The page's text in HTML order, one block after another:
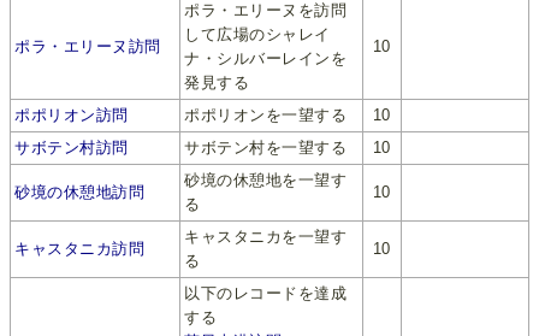
ポラ・エリーヌ訪問
ポラ・エリーヌを訪問
して広場のシャレイ
ナ・シルバーレインを
発見する
10
ポポリオン訪問 ポポリオンを一望する
10
サボテン村訪問
サボテン村を一望する 10
砂境の休憩地訪問
砂境の休憩地を一望す
る
10
キャスタニカ訪問
キャスタニカを一望す
る
10
以下のレコードを達成
する